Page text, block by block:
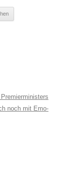
noch mit Emo-